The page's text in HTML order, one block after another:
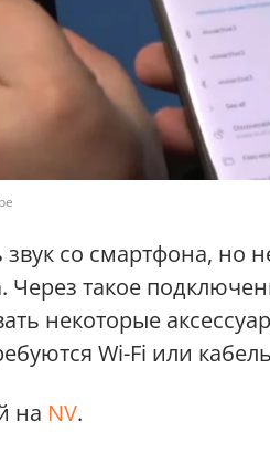
со смартфона, но
Через такое
некоторые
Wi-Fi или
на NV.